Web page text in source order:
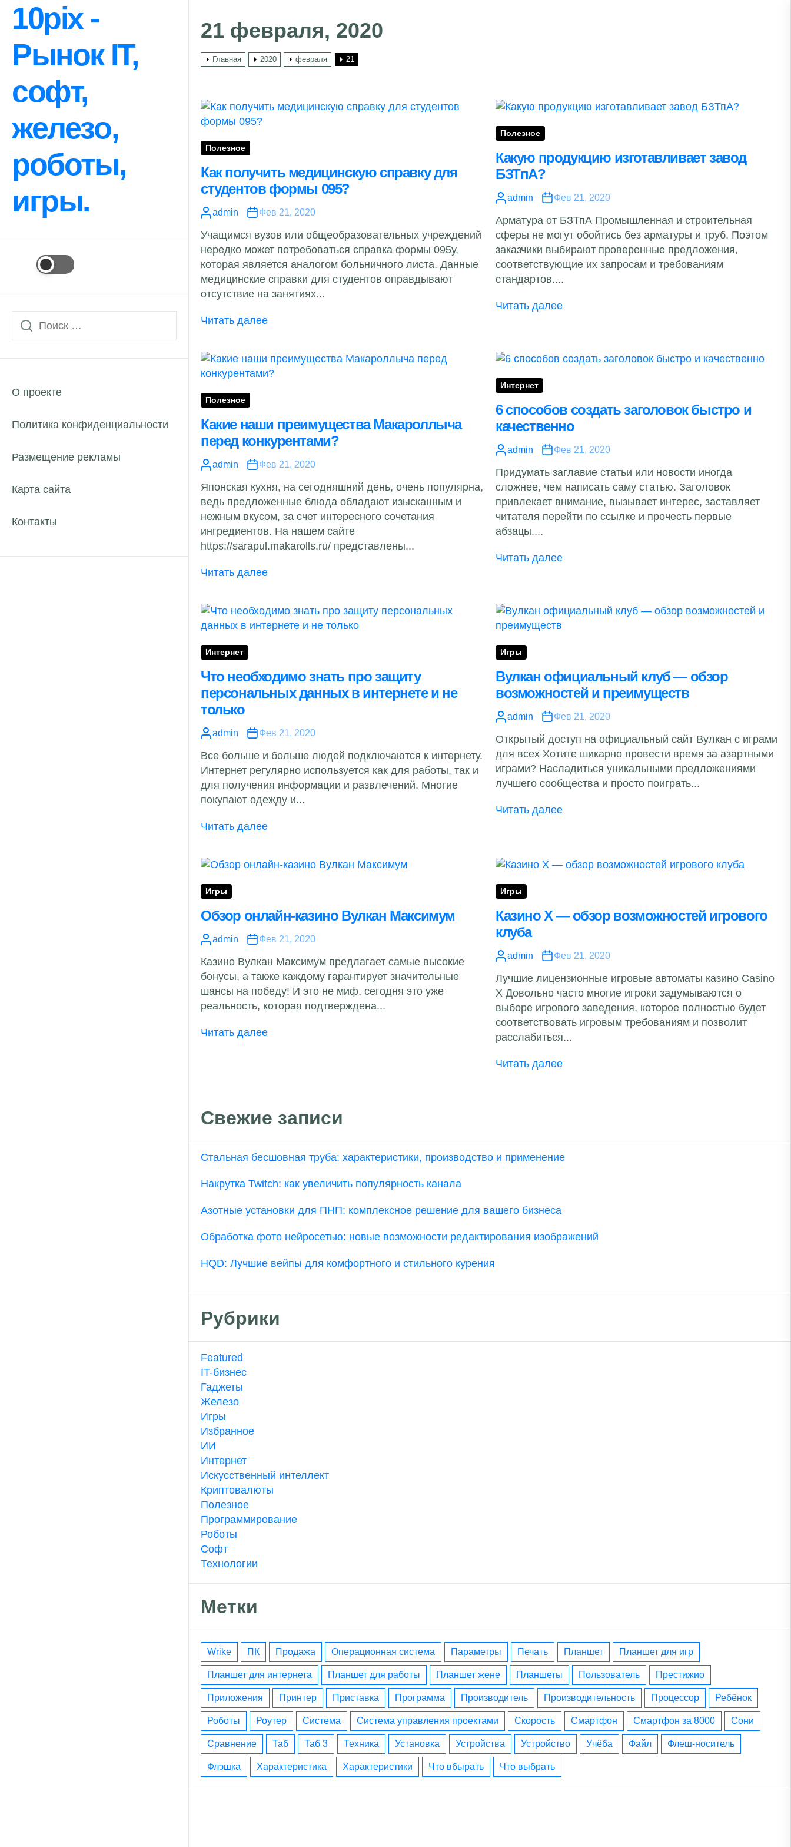
Перейти
содержимому
10pix -
Рынок IT,
софт,
железо,
роботы,
игры.
О проекте
Политика конфиденциальности
Размещение рекламы
Карта сайта
Контакты
21 февраля, 2020
Главная 2020 февраля 21
Полезное
Как получить медицинскую справку для
студентов формы 095?
admin Фев 21, 2020
Учащимся вузов или общеобразовательных учреждений
нередко может потребоваться справка формы 095у,
которая является аналогом больничного листа. Данные
медицинские справки для студентов оправдывают
отсутствие на занятиях...
Читать далее
Полезное
Какую продукцию изготавливает завод
БЗТпА?
admin Фев 21, 2020
Арматура от БЗТпА Промышленная и строительная
сферы не могут обойтись без арматуры и труб. Поэтом
заказчики выбирают проверенные предложения,
соответствующие их запросам и требованиям
стандартов....
Читать далее
Полезное
Какие наши преимущества Макароллыча
перед конкурентами?
admin Фев 21, 2020
Японская кухня, на сегодняшний день, очень популярна,
ведь предложенные блюда обладают изысканным и
нежным вкусом, за счет интересного сочетания
ингредиентов. На нашем сайте
https://sarapul.makarolls.ru/ представлены...
Читать далее
Интернет
6 способов создать заголовок быстро и
качественно
admin Фев 21, 2020
Придумать заглавие статьи или новости иногда
сложнее, чем написать саму статью. Заголовок
привлекает внимание, вызывает интерес, заставляет
читателя перейти по ссылке и прочесть первые
абзацы....
Читать далее
Интернет
Что необходимо знать про защиту
персональных данных в интернете и не
только
admin Фев 21, 2020
Все больше и больше людей подключаются к интернету.
Интернет регулярно используется как для работы, так и
для получения информации и развлечений. Многие
покупают одежду и...
Читать далее
Игры
Вулкан официальный клуб — обзор
возможностей и преимуществ
admin Фев 21, 2020
Открытый доступ на официальный сайт Вулкан с играми
для всех Хотите шикарно провести время за азартными
играми? Насладиться уникальными предложениями
лучшего сообщества и просто поиграть...
Читать далее
Игры
Обзор онлайн-казино Вулкан Максимум
admin Фев 21, 2020
Казино Вулкан Максимум предлагает самые высокие
бонусы, а также каждому гарантирует значительные
шансы на победу! И это не миф, сегодня это уже
реальность, которая подтверждена...
Читать далее
Игры
Казино Х — обзор возможностей игрового
клуба
admin Фев 21, 2020
Лучшие лицензионные игровые автоматы казино Casino
X Довольно часто многие игроки задумываются о
выборе игрового заведения, которое полностью будет
соответствовать игровым требованиям и позволит
расслабиться...
Читать далее
Свежие записи
Стальная бесшовная труба: характеристики, производство и применение
Накрутка Twitch: как увеличить популярность канала
Азотные установки для ПНП: комплексное решение для вашего бизнеса
Обработка фото нейросетью: новые возможности редактирования изображений
HQD: Лучшие вейпы для комфортного и стильного курения
Рубрики
Featured
IT-бизнес
Гаджеты
Железо
Игры
Избранное
ИИ
Интернет
Искусственный интеллект
Криптовалюты
Полезное
Программирование
Роботы
Софт
Технологии
Метки
wrike ПК Продажа операционная система параметры печать планшет планшет для игр
планшет для интернета планшет для работы планшет жене планшеты пользователь престижио
приложения принтер приставка программа производитель производительность процессор ребёнок
роботы роутер система система управления проектами скорость смартфон смартфон за 8000 сони
сравнение таб таб 3 техника установка устройства устройство учёба файл флеш-носитель
флэшка характеристика характеристики что вбырать что выбрать